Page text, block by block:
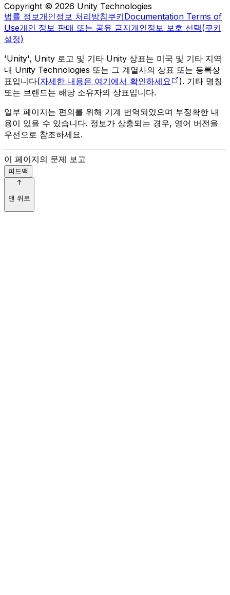
Copyright © 2026 Unity Technologies
법률 정보개인정보 처리방침쿠키Documentation Terms of
Use개인 정보 판매 또는 공유 금지개인정보 보호 선택(쿠키
설정)
'Unity', Unity 로고 및 기타 Unity 상표는 미국 및 기타 지역
내 Unity Technologies 또는 그 계열사의 상표 또는 등록상
표입니다(자세한 내용은 여기에서 확인하세요
). 기타 명칭
또는 브랜드는 해당 소유자의 상표입니다.
일부 페이지는 편의를 위해 기계 번역되었으며 부정확한 내
용이 있을 수 있습니다. 정보가 상충되는 경우, 영어 버전을
우선으로 참조하세요.
이 페이지의 문제 보고
피드백
맨 위로